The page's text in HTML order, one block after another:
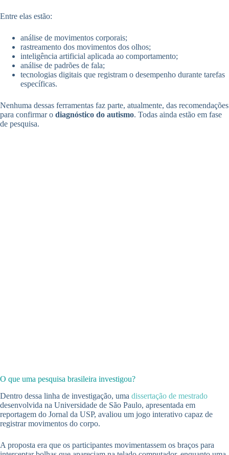
Entre elas estão:
análise de movimentos corporais;
rastreamento dos movimentos dos olhos;
inteligência artificial aplicada ao comportamento;
análise de padrões de fala;
tecnologias digitais que registram o desempenho durante tarefas
específicas.
Nenhuma dessas ferramentas faz parte, atualmente, das recomendações
para confirmar o diagnóstico do autismo. Todas ainda estão em fase
de pesquisa.
O que uma pesquisa brasileira investigou?
Dentro dessa linha de investigação, uma dissertação de mestrado
desenvolvida na Universidade de São Paulo, apresentada em
reportagem do Jornal da USP, avaliou um jogo interativo capaz de
registrar movimentos do corpo.
A proposta era que os participantes movimentassem os braços para